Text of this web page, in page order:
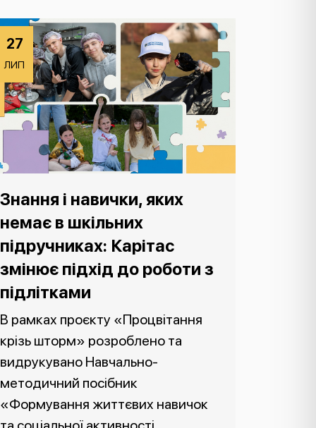
27
ЛИП
Знання і навички, яких
немає в шкільних
підручниках: Карітас
змінює підхід до роботи з
підлітками
В рамках проєкту «Процвітання
крізь шторм» розроблено та
видрукувано Навчально-
методичний посібник
«Формування життєвих навичок